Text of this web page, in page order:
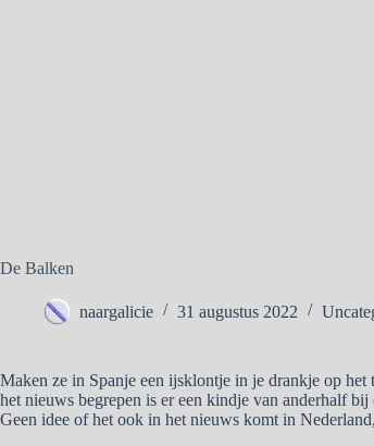
De Balken
naargalicie 31 augustus 2022
Maken ze in Spanje een ijsklontje in je drankje op
het nieuws begrepen is er een kindje van anderhalf
Geen idee of het ook in het nieuws komt in